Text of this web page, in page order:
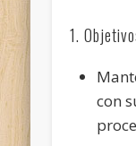
1.
con